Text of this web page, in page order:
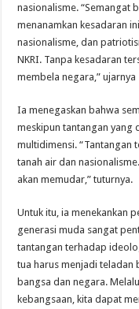
nasionalisme. “Semangat
menanamkan kesadaran
nasionalisme, dan
NKRI. Tanpa kesadaran
membela negara,” ujarnya
Ia menegaskan bahwa
meskipun tantangan yang
multidimensi. “Tantangan
tanah air dan
akan memudar,” tuturnya.
Untuk itu, ia menekankan
generasi muda sangat
tantangan terhadap
tua harus menjadi teladan
bangsa dan negara.
kebangsaan, kita dapat